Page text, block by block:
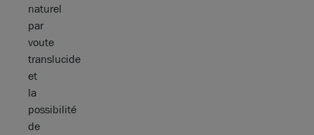
naturel
par
voute
translucide
et
la
possibilité
de